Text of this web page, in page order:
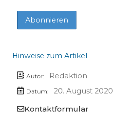
Hinweise zum Artikel
Autor: Redaktion
Datum:
20. August 2020
Kontaktformular